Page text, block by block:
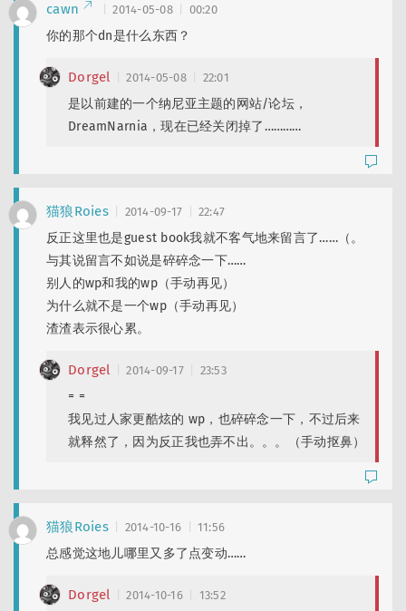
cawn 2014-05-08 00:20
你的那个dn是什么东西？
Dorgel 2014-05-08 22:01
是以前建的一个纳尼亚主题的网站/论坛，
DreamNarnia，现在已经关闭掉了…………
猫狼Roies 2014-09-17 22:47
反正这里也是guest book我就不客气地来留言了……（。
与其说留言不如说是碎碎念一下……
别人的wp和我的wp（手动再见）
为什么就不是一个wp（手动再见）
渣渣表示很心累。
Dorgel 2014-09-17 23:53
= =
我见过人家更酷炫的 wp，也碎碎念一下，不过后来
就释然了，因为反正我也弄不出。。。（手动抠鼻）
猫狼Roies 2014-10-16 11:56
总感觉这地儿哪里又多了点变动……
Dorgel 2014-10-16 13:52